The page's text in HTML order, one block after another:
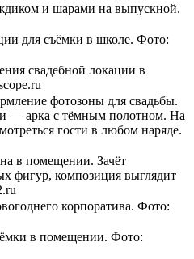
и шарами на выпускной.
для съёмки в школе. Фото:
свадебной локации в
фотозоны для свадьбы.
— арка с тёмным полотном. На
гости в любом наряде.
в помещении. Зачёт
фигур, композиция выглядит
корпоратива. Фото:
в помещении. Фото: